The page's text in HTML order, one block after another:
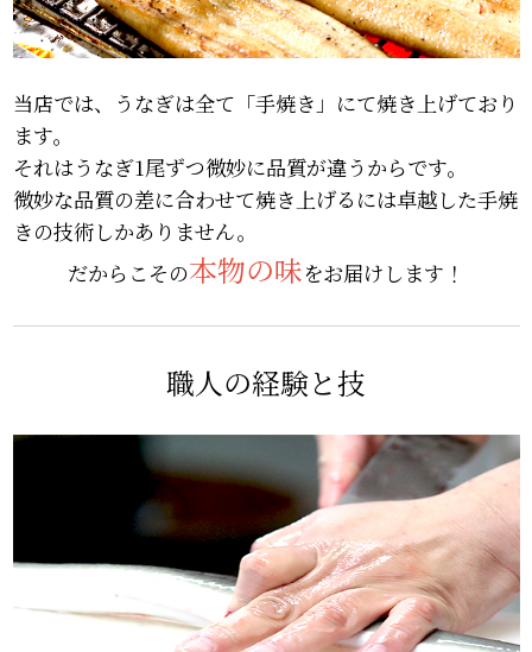
当店では、うなぎは全て「手焼き」にて焼き上げており
ます。
それはうなぎ1尾ずつ微妙に品質が違うからです。
微妙な品質の差に合わせて焼き上げるには卓越した手焼
きの技術しかありません。
だからこその本物の味をお届けします！
職人の経験と技